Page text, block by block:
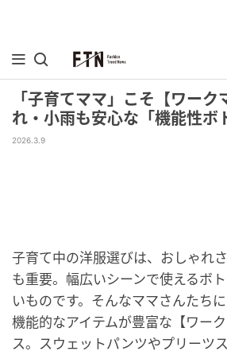
「子育てママ」こそ【ワーク
れ・小雨も安心な「機能性ボ
2026.3.9
子育て中の洋服選びは、おしゃれ
も重要。幅広いシーンで使えるボ
いものです。そんなママさんたちに
機能的なアイテムが豊富な【ワー
ス。スウェットパンツやプリーツ